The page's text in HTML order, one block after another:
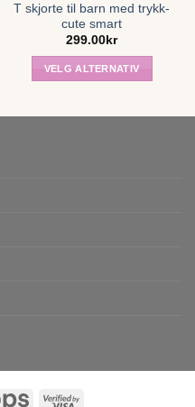
T skjorte til barn med trykk-
cute smart
299.00 kr
VELG ALTERNATIV
Vipps Visa